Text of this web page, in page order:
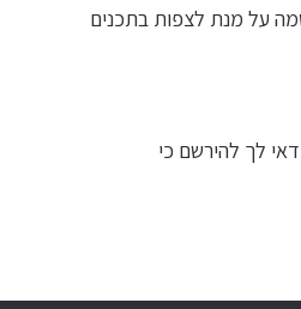
על מנת לצפות בתכנים
לך להירשם כי